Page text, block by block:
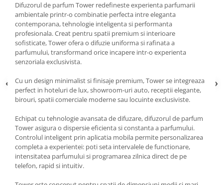
Difuzorul de parfum Tower redefineste experienta parfumarii
ambientale printr-o combinatie perfecta intre eleganta
contemporana, tehnologie inteligenta si performanta
profesionala. Creat pentru spatii premium si interioare
sofisticate, Tower ofera o difuzie uniforma si rafinata a
parfumului, transformand orice incapere intr-o experienta
senzoriala exclusivista.
Cu un design minimalist si finisaje premium, Tower se integreaza
perfect in hoteluri de lux, showroom-uri auto, receptii elegante,
birouri, spatii comerciale moderne sau locuinte exclusiviste.
Echipat cu tehnologie avansata de difuzare, difuzorul de parfum
Tower asigura o dispersie eficienta si constanta a parfumului.
Controlul inteligent prin aplicatia mobila permite personalizarea
completa a experientei: poti seta intervalele de functionare,
intensitatea parfumului si programarea zilnica direct de pe
telefon, rapid si intuitiv.